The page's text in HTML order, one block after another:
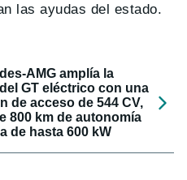
las ayudas del estado.
AMG amplía la
GT eléctrico con una
de acceso de 544 CV,
800 km de autonomía
de hasta 600 kW